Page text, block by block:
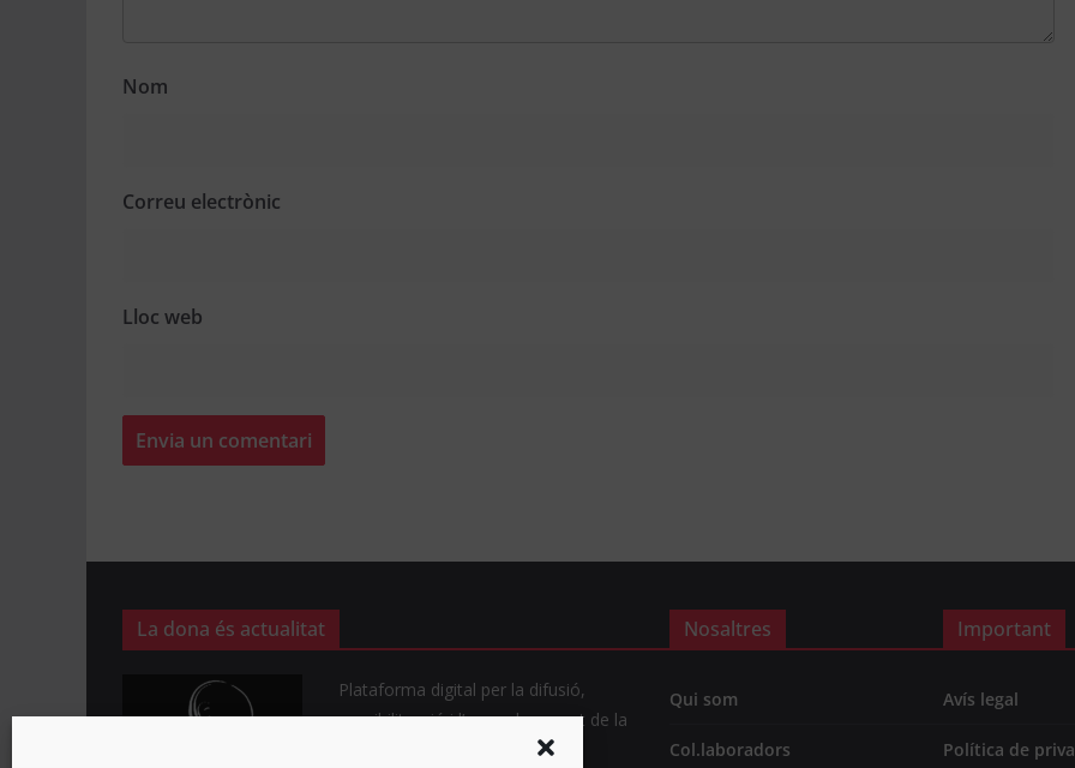
Nom
Correu electrònic
Lloc web
La dona és actualitat
Plataforma digital per la difusió,
sensibilització i l’empoderament de la
dona dins de la societat actual.
Nosaltres
Qui som
Col.laboradors
Important
Avís legal
Política de